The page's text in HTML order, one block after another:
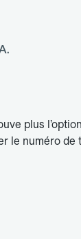
plus
le numéro de